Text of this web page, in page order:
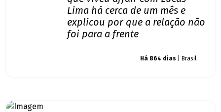
Lima há cerca de um mês e
explicou por que a relação não
foi para a frente
Há 864 dias | Brasil